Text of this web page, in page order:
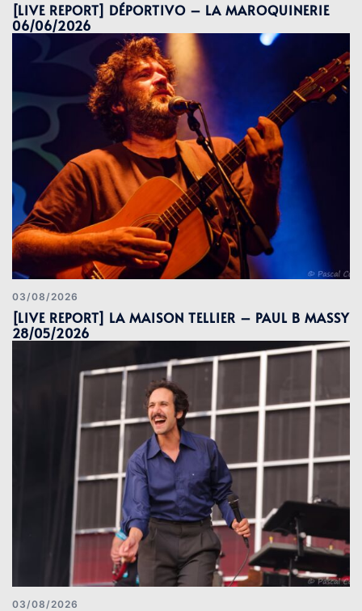
[LIVE REPORT] DÉPORTIVO – LA MAROQUINERIE
06/06/2026
03/08/2026
[LIVE REPORT] LA MAISON TELLIER – PAUL B MASSY
28/05/2026
03/08/2026